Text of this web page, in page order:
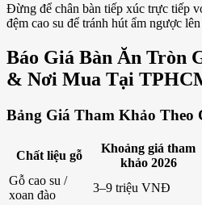
Đừng để chân bàn tiếp xúc trực tiếp
đệm cao su để tránh hút ẩm ngược
Báo Giá Bàn Ăn Tròn
& Nơi Mua Tại
Bảng Giá Tham Khảo Theo
Chất liệu gỗ
Khoảng giá tham
khảo 2026
Gỗ cao su /
xoan đào
3–9 triệu VNĐ